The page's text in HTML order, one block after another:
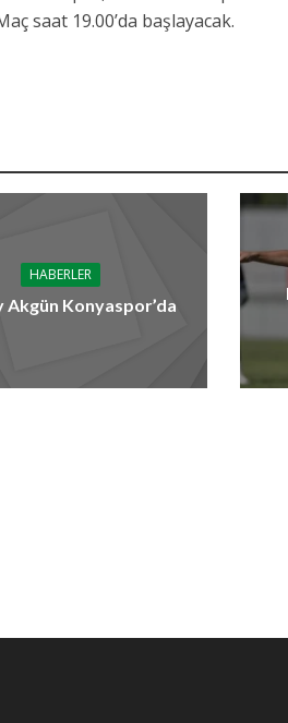
saat 19.00’da başlayacak.
HABERLER
Akgün Konyaspor’da